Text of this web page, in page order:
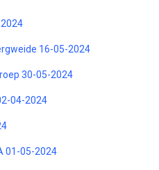
16-05-2024
30-05-2024
04-2024
01-05-2024